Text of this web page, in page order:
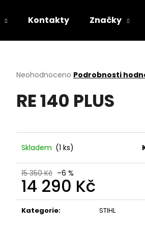
Kontakty Značky
Průměrné
produktu
je
5
hvězdiček.
Neohodnoceno Podrobnosti
RE 140 PLUS
Skladem (1 ks)
15 350 Kč –6 %
14 290 Kč
Měrná
cena:
Kategorie: STIHL
HLEDAT